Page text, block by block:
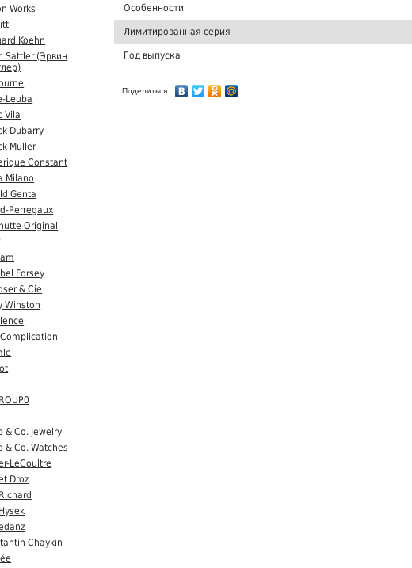
Works
Koehn
Sattler (Эрвин
Leuba
Vila
Dubarry
Muller
Constant
Milano
Genta
Perregaux
Original
Forsey
& Cie
Winston
& Co. Jewelry
& Co. Watches
LeCoultre
Droz
Chaykin
Особенности
Лимитированная серия
Год выпуска
Поделиться